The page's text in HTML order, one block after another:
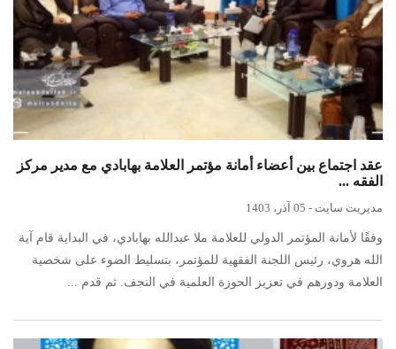
عقد اجتماع بين أعضاء أمانة مؤتمر العلامة بهابادي مع مدير مركز
الفقه ...
مدیریت سایت - 05 آذر، 1403
وفقًا لأمانة المؤتمر الدولي للعلامة ملا عبدالله بهابادي، في البداية قام آية
الله هروي، رئيس اللجنة الفقهية للمؤتمر، بتسليط الضوء على شخصية
العلامة ودورهم في تعزيز الحوزة العلمية في النجف. ثم قدم ...